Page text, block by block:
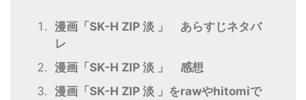
漫画「SK-H ZIP 淡 」 あらすじネタバ
レ
漫画「SK-H ZIP 淡 」 感想
漫画「SK-H ZIP 淡 」をrawやhitomiで